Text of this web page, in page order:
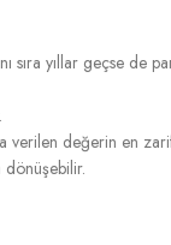
yıllar geçse de
verilen değerin en